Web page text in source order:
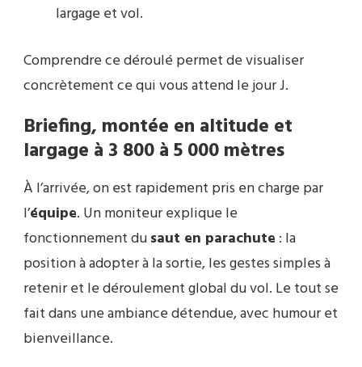
largage et vol.
Comprendre ce déroulé permet de visualiser
concrètement ce qui vous attend le jour J.
Briefing, montée en altitude et
largage à 3 800 à 5 000 mètres
À l’arrivée, on est rapidement pris en charge par
l’équipe. Un moniteur explique le
fonctionnement dusaut en parachute : la
position à adopter à la sortie, les gestes simples à
retenir et le déroulement global du vol. Le tout se
fait dans une ambiance détendue, avec humour et
bienveillance.